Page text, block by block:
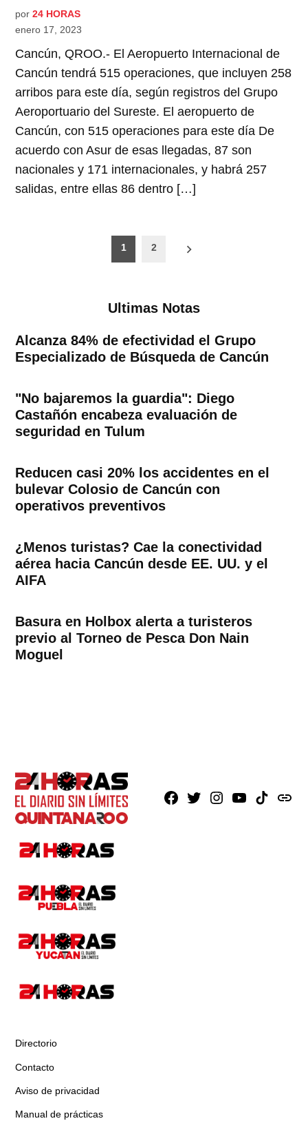
por 24 HORAS
enero 17, 2023
Cancún, QROO.- El Aeropuerto Internacional de
Cancún tendrá 515 operaciones, que incluyen 258
arribos para este día, según registros del Grupo
Aeroportuario del Sureste. El aeropuerto de
Cancún, con 515 operaciones para este día De
acuerdo con Asur de esas llegadas, 87 son
nacionales y 171 internacionales, y habrá 257
salidas, entre ellas 86 dentro […]
1 2
Ultimas Notas
Alcanza 84% de efectividad el Grupo
Especializado de Búsqueda de Cancún
"No bajaremos la guardia": Diego
Castañón encabeza evaluación de
seguridad en Tulum
Reducen casi 20% los accidentes en el
bulevar Colosio de Cancún con
operativos preventivos
¿Menos turistas? Cae la conectividad
aérea hacia Cancún desde EE. UU. y el
AIFA
Basura en Holbox alerta a turisteros
previo al Torneo de Pesca Don Nain
Moguel
Facebook
X Instagram
YoutubeTikTokissuu
Directorio
Contacto
Aviso de privacidad
Manual de prácticas